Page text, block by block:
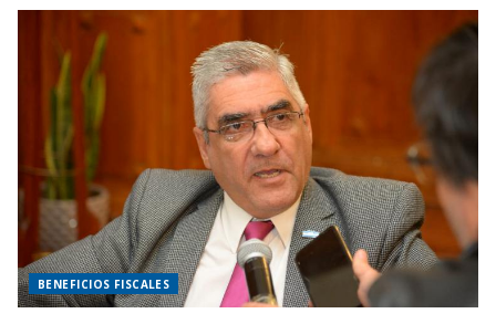
BENEFICIOS FISCALES